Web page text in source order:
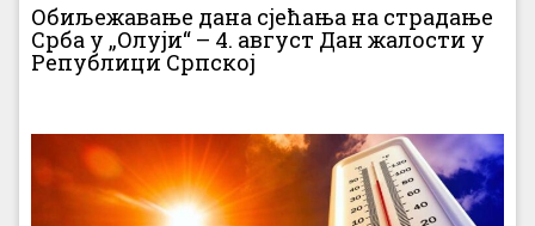
Обиљежавање дана сјећања на страдање
Срба у „Олуји“ – 4. август Дан жалости у
Републици Српској